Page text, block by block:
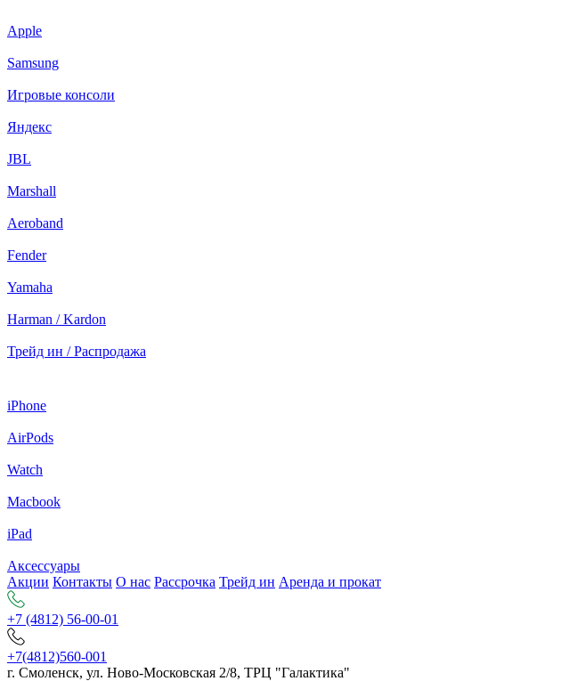
Apple
Samsung
Игровые консоли
Яндекс
JBL
Marshall
Aeroband
Fender
Yamaha
Harman / Kardon
Трейд ин / Распродажа
iPhone
AirPods
Watch
Macbook
iPad
Аксессуары
Акции Контакты О нас Рассрочка Трейд ин Аренда и прокат
+7 (4812) 56-00-01
+7(4812)560-001
г. Смоленск, ул. Ново-Московская 2/8, ТРЦ "Галактика"